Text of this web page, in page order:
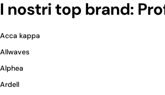
I nostri top brand:
Acca kappa
Allwaves
Alphea
Ardell